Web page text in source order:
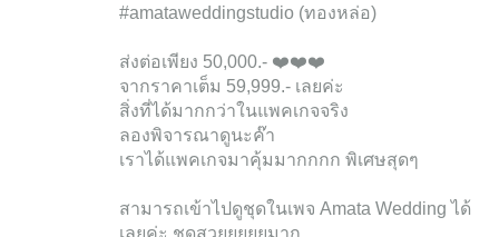
#amataweddingstudio (ทองหล่อ)
ส่งต่อเพียง 50,000.- ❤️❤️❤️
จากราคาเต็ม 59,999.- เลยค่ะ
สิ่งที่ได้มากกว่าในแพคเกจจริง
ลองพิจารณาดูนะค๊า
เราได้แพคเกจมาคุ้มมากกกก พิเศษสุดๆ
สามารถเข้าไปดูชุดในเพจ Amata Wedding ได้